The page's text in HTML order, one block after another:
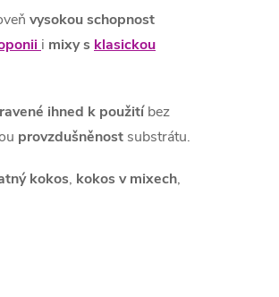
vysokou schopnost
i mixy s klasickou
ihned k použitíbez
provzdušněnost substrátu.
kokos, kokos v mixech,